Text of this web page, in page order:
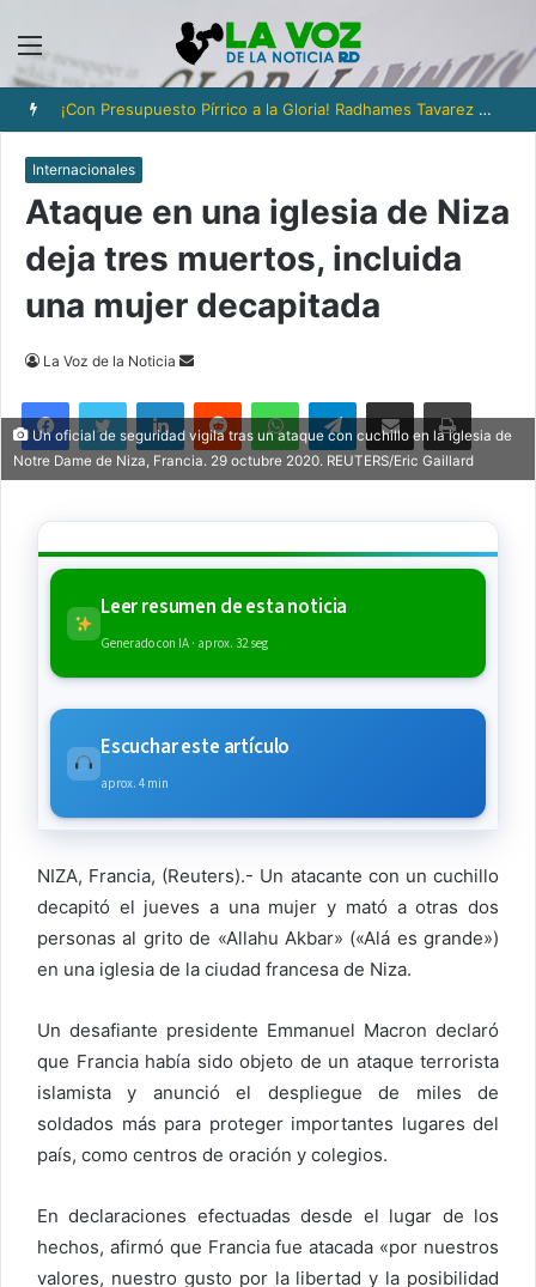
Menú
¡Con Presupuesto Pírrico a la Gloria! Radhames Tavarez y la Hazaña Dorada de la Natación Dominicana
Internacionales
Ataque en una iglesia de Niza
deja tres muertos, incluida
una mujer decapitada
La Voz de la Noticia
Send
email
FacebookTwitter LinkedInReddit WhatsAppTelegramCompartir via Email Imprimi
Un oficial de seguridad vigila tras un ataque con cuchillo en la iglesia de
Notre Dame de Niza, Francia. 29 octubre 2020. REUTERS/Eric Gaillard
Leer resumen de esta noticia
Generado con IA · aprox. 32 seg
Escuchar este artículo
aprox. 4 min
NIZA, Francia, (Reuters).- Un atacante con un cuchillo
decapitó el jueves a una mujer y mató a otras dos
personas al grito de «Allahu Akbar» («Alá es grande»)
en una iglesia de la ciudad francesa de Niza.
Un desafiante presidente Emmanuel Macron declaró
que Francia había sido objeto de un ataque terrorista
islamista y anunció el despliegue de miles de
soldados más para proteger importantes lugares del
país, como centros de oración y colegios.
En declaraciones efectuadas desde el lugar de los
hechos, afirmó que Francia fue atacada «por nuestros
valores, nuestro gusto por la libertad y la posibilidad